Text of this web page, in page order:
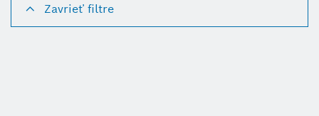
Zavrieť filtre